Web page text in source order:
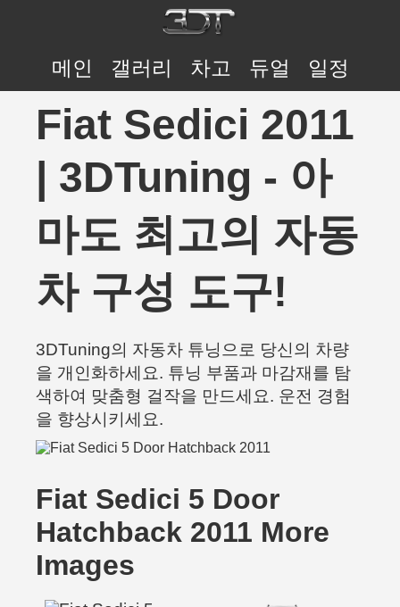
메인 갤러리 차고 듀얼 일정
Fiat Sedici 2011
| 3DTuning - 아
마도 최고의 자동
차 구성 도구!
3DTuning의 자동차 튜닝으로 당신의 차량
을 개인화하세요. 튜닝 부품과 마감재를 탐
색하여 맞춤형 걸작을 만드세요. 운전 경험
을 향상시키세요.
Fiat Sedici 5 Door
Hatchback 2011 More
Images